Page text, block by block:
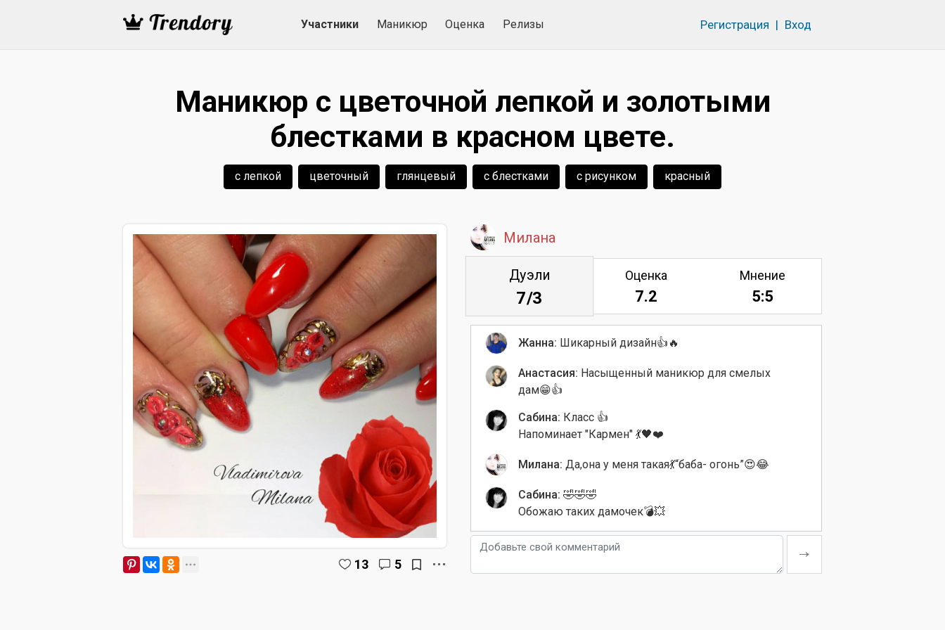
Участники Маникюр Оценка Релизы Регистрация | Вход
Маникюр с цветочной лепкой и золотыми
блестками в красном цвете.
с лепкой цветочный глянцевый с блестками с рисунком красный
13 5
Милана
Дуэли
7/3
Оценка
7.2
Мнение
5:5
Жанна: Шикарный дизайн👍🔥
Анастасия: Насыщенный маникюр для смелых
дам😁👍
Сабина: Класс 👍
Напоминает "Кармен" 💃🖤❤️
Милана: Да,она у меня такая💃“баба- огонь”😍😂
Сабина: 🤣🤣🤣
Обожаю таких дамочек💣💥